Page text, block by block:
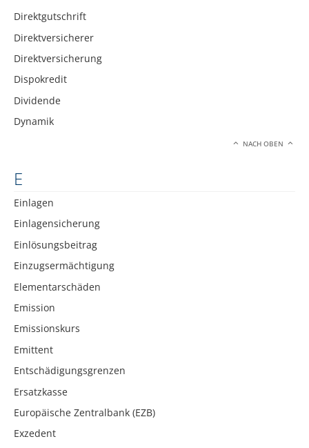
Direktgutschrift
Direktversicherer
Direktversicherung
Dispokredit
Dividende
Dynamik
NACH OBEN
E
Einlagen
Einlagensicherung
Einlösungsbeitrag
Einzugsermächtigung
Elementarschäden
Emission
Emissionskurs
Emittent
Entschädigungsgrenzen
Ersatzkasse
Europäische Zentralbank (EZB)
Exzedent